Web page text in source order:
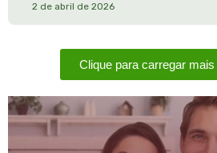
2 de abril de 2026
Clique para carregar